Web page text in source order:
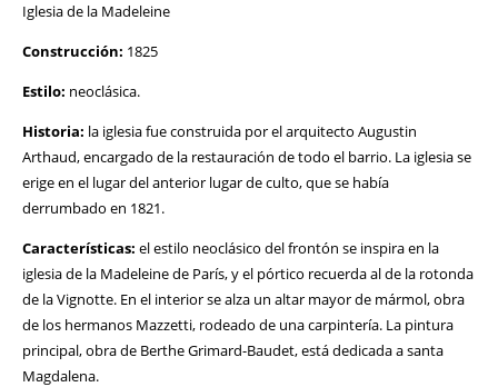
Iglesia de la Madeleine
Construcción: 1825
Estilo: neoclásica.
Historia: la iglesia fue construida por el arquitecto Augustin
Arthaud, encargado de la restauración de todo el barrio. La iglesia se
erige en el lugar del anterior lugar de culto, que se había
derrumbado en 1821.
Características: el estilo neoclásico del frontón se inspira en la
iglesia de la Madeleine de París, y el pórtico recuerda al de la rotonda
de la Vignotte. En el interior se alza un altar mayor de mármol, obra
de los hermanos Mazzetti, rodeado de una carpintería. La pintura
principal, obra de Berthe Grimard-Baudet, está dedicada a santa
Magdalena.